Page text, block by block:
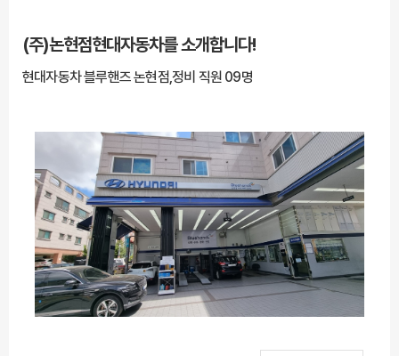
(주)논현점현대자동차를소개합니다!
현대자동차 블루핸즈 논현점,정비 직원 09명